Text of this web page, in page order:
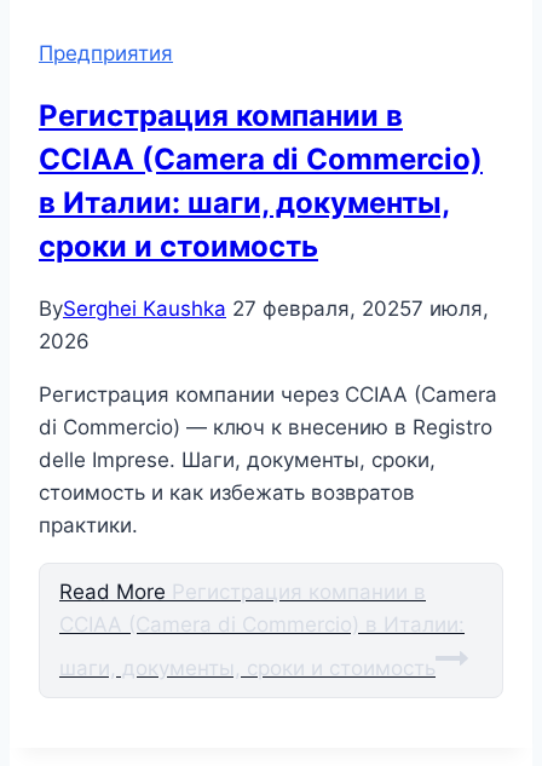
Предприятия
Регистрация компании в
CCIAA (Camera di Commercio)
в Италии: шаги, документы,
сроки и стоимость
BySerghei Kaushka 27 февраля, 20257 июля,
2026
Регистрация компании через CCIAA (Camera
di Commercio) — ключ к внесению в Registro
delle Imprese. Шаги, документы, сроки,
стоимость и как избежать возвратов
практики.
Read More Регистрация компании в
CCIAA (Camera di Commercio) в Италии:
шаги, документы, сроки и стоимость